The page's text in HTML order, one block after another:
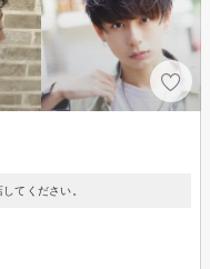
てください。